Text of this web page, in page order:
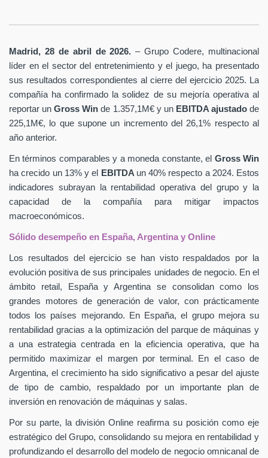
Madrid, 28 de abril de 2026. – Grupo Codere, multinacional
líder en el sector del entretenimiento y el juego, ha presentado
sus resultados correspondientes al cierre del ejercicio 2025. La
compañía ha confirmado la solidez de su mejoría operativa al
reportar unGross Winde 1.357,1M€ y un EBITDA ajustadode
225,1M€, lo que supone un incremento del 26,1% respecto al
año anterior.
En términos comparables y a moneda constante, el Gross Win
ha crecido un 13% y el
EBITDA un 40% respecto a 2024. Estos
indicadores subrayan la rentabilidad operativa del grupo y la
capacidad de la compañía para mitigar impactos
macroeconómicos.
Sólido desempeño en España, Argentina y Online
Los resultados del ejercicio se han visto respaldados por la
evolución positiva de sus principales unidades de negocio. En el
ámbito retail, España y Argentina se consolidan como los
grandes motores de generación de valor, con prácticamente
todos los países mejorando. En España, el grupo mejora su
rentabilidad gracias a la optimización del parque de máquinas y
a una estrategia centrada en la eficiencia operativa, que ha
permitido maximizar el margen por terminal. En el caso de
Argentina, el crecimiento ha sido significativo a pesar del ajuste
de tipo de cambio, respaldado por un importante plan de
inversión en renovación de máquinas y salas.
Por su parte, la división Online reafirma su posición como eje
estratégico del Grupo, consolidando su mejora en rentabilidad y
profundizando el desarrollo del modelo de negocio omnicanal de